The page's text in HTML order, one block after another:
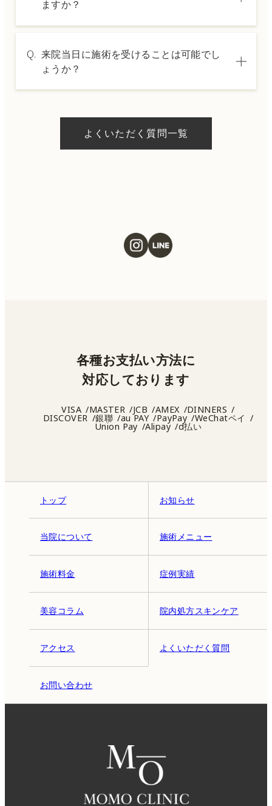
セリングでご案内いたします。
ますか？
した分割払いも可能です。詳細は受付スタッ
フにお問い合わせください。
Q. 来院当日に施術を受けることは可能でし
ょうか？
ただける施術もございます。当日の施術をご
希望の場合は、ご予約の際にお気軽にご相談
よくいただく質問一覧
トップ お知らせ
当院について 施術メニュー
施術料金 症例実績
美容コラム 院内処方スキンケア
アクセス よくいただく質問
お問い合わせ
各種お支払い方法に
対応しております
VISA MASTER JCB AMEX DINNERS
DISCOVER 銀聯 au PAY PayPay WeChatペイ
Union Pay Alipay d払い